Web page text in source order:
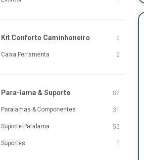
Kit Conforto Caminhoneiro 2
Caixa Ferramenta 2
Para-lama & Suporte 87
Paralamas & Componentes 31
Suporte Paralama 55
Suportes 1